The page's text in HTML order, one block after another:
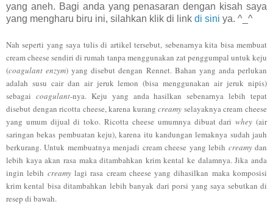
yang aneh. Bagi anda yang penasaran dengan kisah saya
yang mengharu biru ini, silahkan klik di link di sini ya. ^_^
Nah seperti yang saya tulis di artikel tersebut, sebenarnya kita bisa membuat
cream cheese sendiri di rumah tanpa menggunakan zat penggumpal untuk keju
(coagulant enzym) yang disebut dengan Rennet. Bahan yang anda perlukan
adalah susu cair dan air jeruk lemon (bisa menggunakanair jeruk nipis)
sebagai coagulant-nya. Keju yang anda hasilkan sebenarnya lebih tepat
disebut dengan ricotta cheese, karena kurangcreamy selayaknya cream cheese
yang umum dijual di toko. Ricotta cheese umumnya dibuat dariwhey (air
saringan bekas pembuatan keju), karena itu kandungan lemaknya sudah jauh
berkurang.Untuk membuatnya menjadi cream cheese yanglebih creamydan
lebih kaya akan rasa maka ditambahkan krim kental ke dalamnya.Jika anda
ingin lebih creamylagi rasa cream cheese yangdihasilkan maka komposisi
krim kental bisa ditambahkan lebih banyak dari porsi yang saya sebutkan di
resep di bawah.